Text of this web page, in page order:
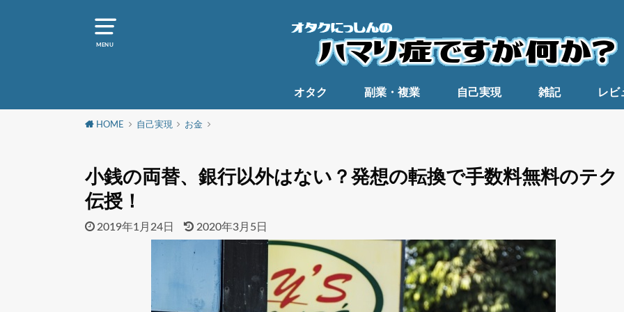
MENU
オタク 副業・複業 自己実現 雑記 レビ
HOME 自己実現 お金
小銭の両替、銀行以外はない？発想の転換で手数料無料のテク
伝授！
2019年1月24日 2020年3月5日